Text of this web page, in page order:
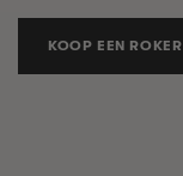
KOOP EEN ROKER